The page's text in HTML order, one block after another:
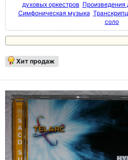
духовых оркестров Произведения
Симфоническая музыка
соло
Хит продаж